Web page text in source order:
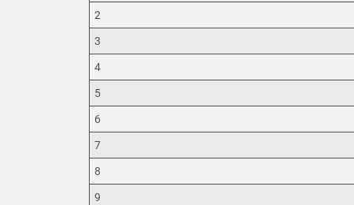
2
3
4
5
6
7
8
9